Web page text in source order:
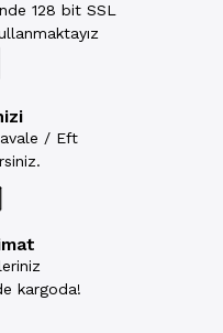
128 bit SSL
/ Eft
kargoda!